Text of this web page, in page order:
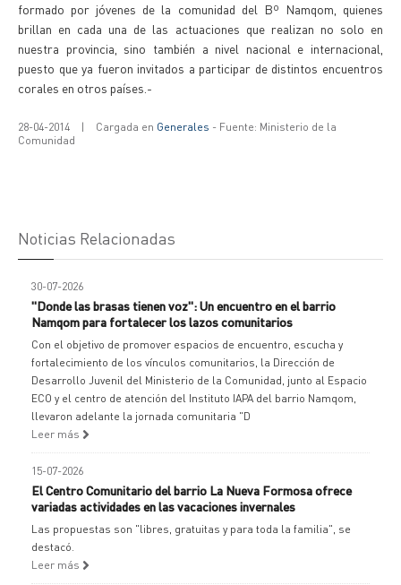
formado por jóvenes de la comunidad del Bº Namqom, quienes
brillan en cada una de las actuaciones que realizan no solo en
nuestra provincia, sino también a nivel nacional e internacional,
puesto que ya fueron invitados a participar de distintos encuentros
corales en otros países.-
28-04-2014 | Cargada en Generales - Fuente: Ministerio de la
Comunidad
Noticias Relacionadas
30-07-2026
"Donde las brasas tienen voz": Un encuentro en el barrio
Namqom para fortalecer los lazos comunitarios
Con el objetivo de promover espacios de encuentro, escucha y
fortalecimiento de los vínculos comunitarios, la Dirección de
Desarrollo Juvenil del Ministerio de la Comunidad, junto al Espacio
ECO y el centro de atención del Instituto IAPA del barrio Namqom,
llevaron adelante la jornada comunitaria "D
Leer más
15-07-2026
El Centro Comunitario del barrio La Nueva Formosa ofrece
variadas actividades en las vacaciones invernales
Las propuestas son "libres, gratuitas y para toda la familia", se
destacó.
Leer más